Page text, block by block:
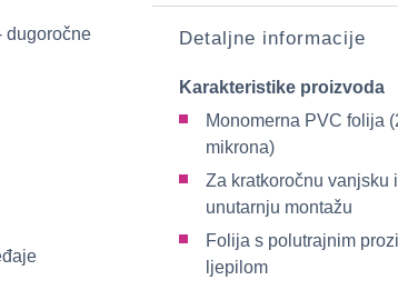
dugoročne Detaljne informacije
Karakteristike proizvoda
Monomerna PVC folija
mikrona)
Za kratkoročnu vanjsku i
unutarnju montažu
Folija s polutrajnim
ljepilom